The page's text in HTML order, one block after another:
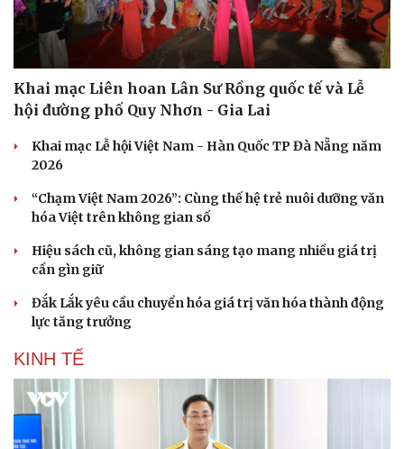
Sức khỏe
Dinh dưỡng - món ngon
Cây thuốc
Sản phụ khoa
Nhi khoa
Nam khoa
Phòng mạch online
Ăn sạch sống khỏe
Đời sống
Nhà đẹp
Blog
Khai mạc Liên hoan Lân Sư Rồng quốc tế và Lễ
hội đường phố Quy Nhơn - Gia Lai
Khai mạc Lễ hội Việt Nam - Hàn Quốc TP Đà Nẵng năm
2026
“Chạm Việt Nam 2026”: Cùng thế hệ trẻ nuôi dưỡng văn
hóa Việt trên không gian số
Hiệu sách cũ, không gian sáng tạo mang nhiều giá trị
cần gìn giữ
Đắk Lắk yêu cầu chuyển hóa giá trị văn hóa thành động
lực tăng trưởng
KINH TẾ